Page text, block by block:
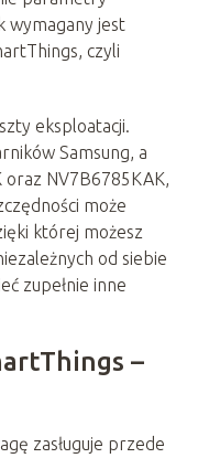
wymagany jest
czyli
eksploatacji.
Samsung, a
oraz NV7B6785KAK,
może
której możesz
od siebie
zupełnie inne
–
zasługuje przede